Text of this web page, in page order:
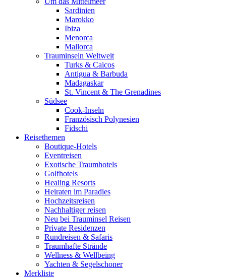
Sardinien
Marokko
Ibiza
Menorca
Mallorca
Trauminseln Weltweit
Turks & Caicos
Antigua & Barbuda
Madagaskar
St. Vincent & The Grenadines
Südsee
Cook-Inseln
Französisch Polynesien
Fidschi
Reisethemen
Boutique-Hotels
Eventreisen
Exotische Traumhotels
Golfhotels
Healing Resorts
Heiraten im Paradies
Hochzeitsreisen
Nachhaltiger reisen
Neu bei Trauminsel Reisen
Private Residenzen
Rundreisen & Safaris
Traumhafte Strände
Wellness & Wellbeing
Yachten & Segelschoner
Merkliste